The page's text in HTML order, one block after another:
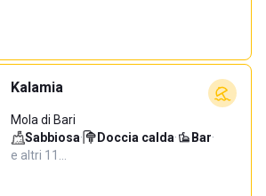
Kalamia
Mola di Bari
Sabbiosa· Doccia calda· Bar·
e altri 11…